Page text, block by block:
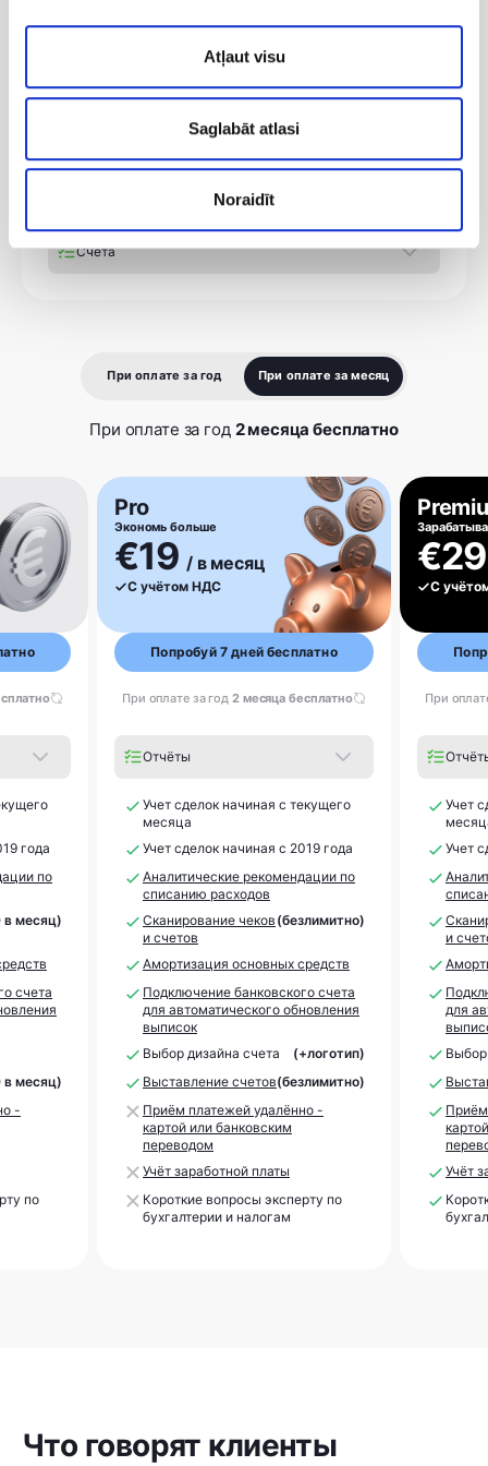
Atļaut visu
Saglabāt atlasi
Noraidīt
Зарегистрируйся и пользуйся бесплатно
10 сканирований документов
Доступ к документам - 90 дней
Счета
При оплате за год При оплате за месяц
При оплате за год 2 месяца бесплатно
года
по
в месяц)
счета
в месяц)
-
по
Pro
Экономь больше
€19 / в месяц
С учётом НДС
Попробуй 7 дней бесплатно
При оплате за год 2 месяца бесплатно
Отчёты
Учет сделок начиная с текущего
месяца
Учет сделок начиная с 2019 года
Аналитические рекомендации по
списанию расходов
Сканирование чеков
и счетов
(безлимитно)
Амортизация основных средств
Подключение банковского счета
для автоматического обновления
выписок
Выбор дизайна счета
(+логотип)
Выставление счетов(безлимитно)
Приём платежей удалённо -
картой или банковским
переводом
Учёт заработной платы
Короткие вопросы эксперту по
бухгалтерии и налогам
С
При
Учет
Учет
и
для
Выбор
Учёт
Что говорят клиенты